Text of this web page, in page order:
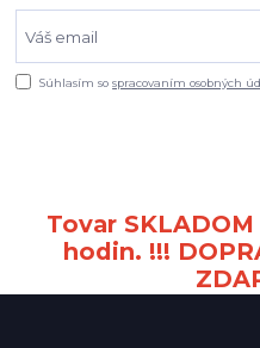
Súhlasím sospracovaním osobných
Tovar
hodin. !!!